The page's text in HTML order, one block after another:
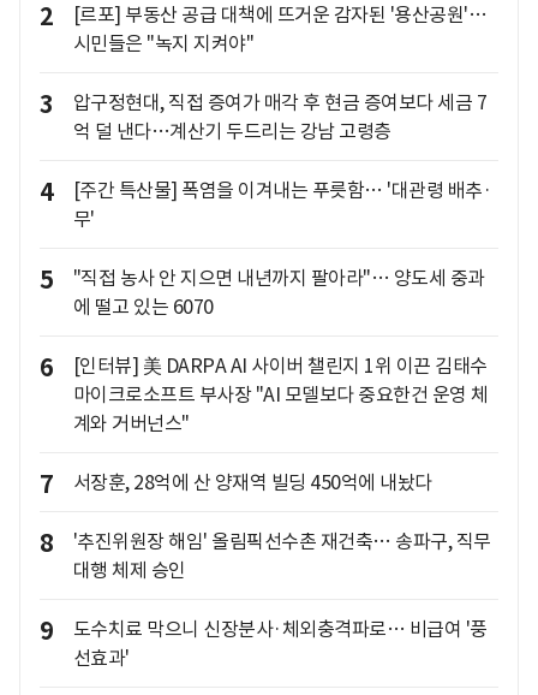
2
[르포] 부동산 공급 대책에 뜨거운 감자된 '용산공원'…
시민들은 "녹지 지켜야"
3
압구정현대, 직접 증여가 매각 후 현금 증여보다 세금 7
억 덜 낸다…계산기 두드리는 강남 고령층
4
[주간 특산물] 폭염을 이겨내는 푸릇함… '대관령 배추·
무'
5
"직접 농사 안 지으면 내년까지 팔아라"… 양도세 중과
에 떨고 있는 6070
6
[인터뷰] 美 DARPA AI 사이버 챌린지 1위 이끈 김태수
마이크로소프트 부사장 "AI 모델보다 중요한건 운영 체
계와 거버넌스"
7 서장훈, 28억에 산 양재역 빌딩 450억에 내놨다
8
'추진위원장 해임' 올림픽선수촌 재건축… 송파구, 직무
대행 체제 승인
9
도수치료 막으니 신장분사·체외충격파로… 비급여 '풍
선효과'